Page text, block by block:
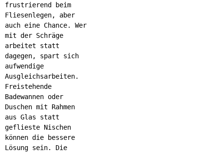
frustrierend beim
Fliesenlegen, aber
auch eine Chance. Wer
mit der Schräge
arbeitet statt
dagegen, spart sich
aufwendige
Ausgleichsarbeiten.
Freistehende
Badewannen oder
Duschen mit Rahmen
aus Glas statt
geflieste Nischen
können die bessere
Lösung sein. Die